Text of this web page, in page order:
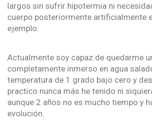
largos sin sufrir hipotermia ni
cuerpo posteriormente artificialmente
ejemplo.
Actualmente soy capaz de quedarme
completamente inmerso en agua
temperatura de 1 grado bajo cero y
practico nunca más he tenido ni
aunque 2 años no es mucho tiempo y
evolución.